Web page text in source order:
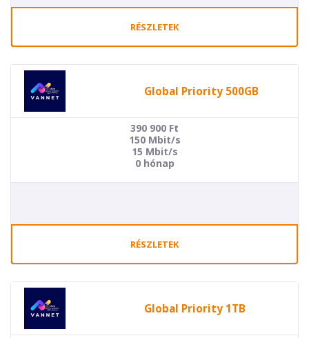
RÉSZLETEK
Global Priority 500GB
390 900 Ft
150 Mbit/s
15 Mbit/s
0 hónap
RÉSZLETEK
Global Priority 1TB